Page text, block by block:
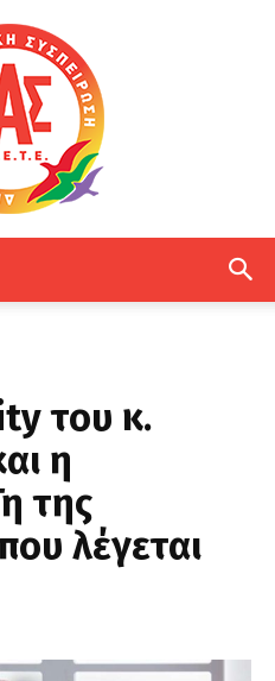
του κ.
η
της
λέγεται